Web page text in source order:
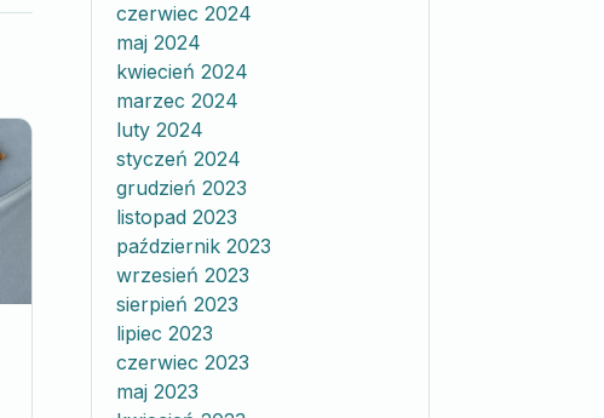
czerwiec 2024
maj 2024
kwiecień 2024
marzec 2024
luty 2024
styczeń 2024
grudzień 2023
listopad 2023
październik 2023
wrzesień 2023
sierpień 2023
lipiec 2023
czerwiec 2023
maj 2023